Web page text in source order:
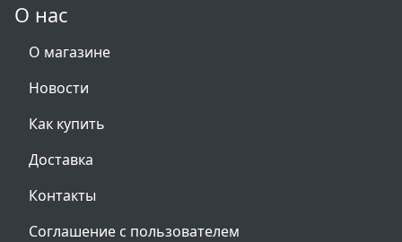
О нас
О магазине
Новости
Как купить
Доставка
Контакты
Соглашение с пользователем